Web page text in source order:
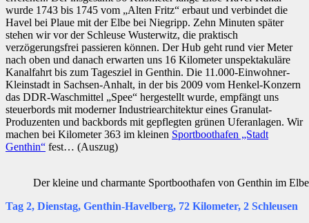
wurde 1743 bis 1745 vom „Alten Fritz“ erbaut und verbindet die
Havel bei Plaue mit der Elbe bei Niegripp. Zehn Minuten später
stehen wir vor der Schleuse Wusterwitz, die praktisch
verzögerungsfrei passieren können. Der Hub geht rund vier Meter
nach oben und danach erwarten uns 16 Kilometer unspektakuläre
Kanalfahrt bis zum Tagesziel in Genthin. Die 11.000-Einwohner-
Kleinstadt in Sachsen-Anhalt, in der bis 2009 vom Henkel-Konzern
das DDR-Waschmittel „Spee“ hergestellt wurde, empfängt uns
steuerbords mit moderner Industriearchitektur eines Granulat-
Produzenten und backbords mit gepflegten grünen Uferanlagen. Wir
machen bei Kilometer 363 im kleinen Sportboothafen „Stadt
Genthin“ fest… (Auszug)
Der kleine und charmante Sportboothafen von Genthin im
Tag 2, Dienstag, Genthin-Havelberg, 72 Kilometer, 2 Schleusen